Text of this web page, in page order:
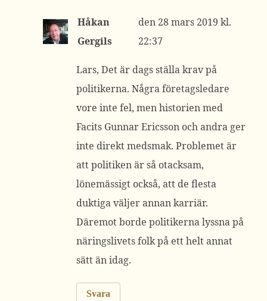
Håkan
Gergils
28 mars 2019 kl.
22:37
Lars, Det är dags ställa krav på
politikerna. Några företagsledare
vore inte fel, men historien med
Facits Gunnar Ericsson och andra ger
inte direkt medsmak. Problemet är
att politiken är så otacksam,
lönemässigt också, att de flesta
duktiga väljer annan karriär.
Däremot borde politikerna lyssna på
näringslivets folk på ett helt annat
sätt än idag.
Svara